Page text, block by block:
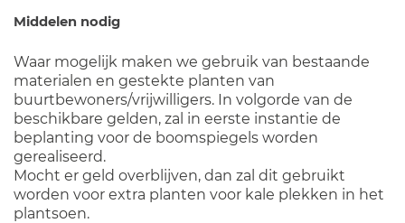
Middelen nodig
Waar mogelijk maken we gebruik van bestaande
materialen en gestekte planten van
buurtbewoners/vrijwilligers. In volgorde van de
beschikbare gelden, zal in eerste instantie de
beplanting voor de boomspiegels worden
gerealiseerd.
Mocht er geld overblijven, dan zal dit gebruikt
worden voor extra planten voor kale plekken in het
plantsoen.